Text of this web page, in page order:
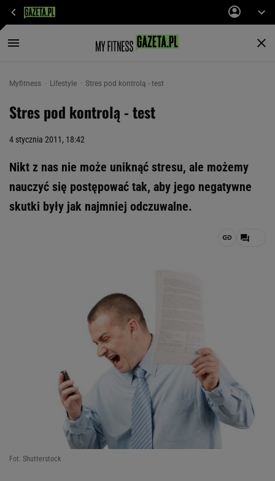
Myfitness Lifestyle Stres pod kontrolą - test
Stres pod kontrolą - test
4 stycznia 2011, 18:42
Nikt z nas nie może uniknąć stresu, ale możemy
nauczyć się postępować tak, aby jego negatywne
skutki były jak najmniej odczuwalne.
Fot. Shutterstock